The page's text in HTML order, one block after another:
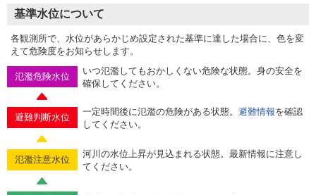
基準水位について
各観測所で、水位があらかじめ設定された基準に達した場合に、色を変
えて危険度をお知らせします。
氾濫危険水位
いつ氾濫してもおかしくない危険な状態。身の安全を
確保してください。
避難判断水位
一定時間後に氾濫の危険がある状態。 避難情報を確認
してください。
氾濫注意水位
河川の水位上昇が見込まれる状態。最新情報に注意し
てください。